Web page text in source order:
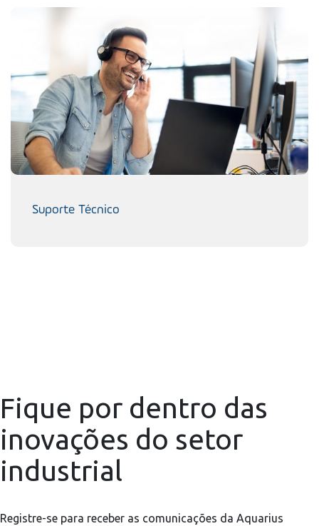
Suporte Técnico
Fique por dentro das
inovações do setor
industrial
Registre-se para receber as comunicações da Aquarius